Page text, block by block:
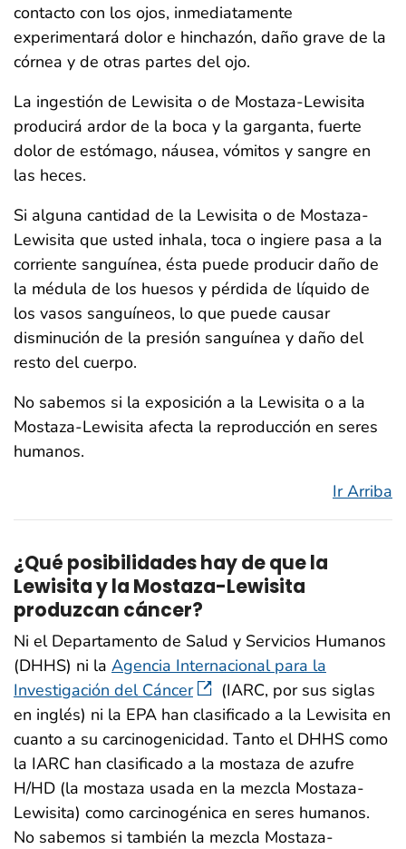
contacto con los ojos, inmediatamente
experimentará dolor e hinchazón, daño grave de la
córnea y de otras partes del ojo.
La ingestión de Lewisita o de Mostaza-Lewisita
producirá ardor de la boca y la garganta, fuerte
dolor de estómago, náusea, vómitos y sangre en
las heces.
Si alguna cantidad de la Lewisita o de Mostaza-
Lewisita que usted inhala, toca o ingiere pasa a la
corriente sanguínea, ésta puede producir daño de
la médula de los huesos y pérdida de líquido de
los vasos sanguíneos, lo que puede causar
disminución de la presión sanguínea y daño del
resto del cuerpo.
No sabemos si la exposición a la Lewisita o a la
Mostaza-Lewisita afecta la reproducción en seres
humanos.
Ir Arriba
¿Qué posibilidades hay de que la
Lewisita y la Mostaza-Lewisita
produzcan cáncer?
Ni el Departamento de Salud y Servicios Humanos
(DHHS) ni la Agencia Internacional para la
Investigación del Cáncer
(IARC, por sus siglas
en inglés) ni la EPA han clasificado a la Lewisita en
cuanto a su carcinogenicidad. Tanto el DHHS como
la IARC han clasificado a la mostaza de azufre
H/HD (la mostaza usada en la mezcla Mostaza-
Lewisita) como carcinogénica en seres humanos.
No sabemos si también la mezcla Mostaza-